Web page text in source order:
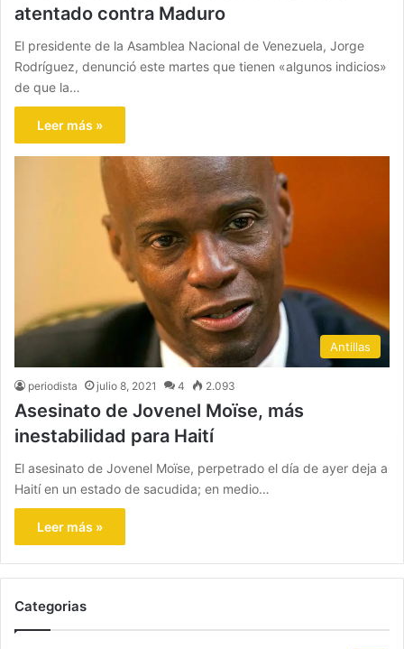
atentado contra Maduro
El presidente de la Asamblea Nacional de Venezuela, Jorge
Rodríguez, denunció este martes que tienen «algunos indicios»
de que la…
Leer más »
Antillas
periodista julio 8, 2021 4 2.093
Asesinato de Jovenel Moïse, más
inestabilidad para Haití
El asesinato de Jovenel Moïse, perpetrado el día de ayer deja a
Haití en un estado de sacudida; en medio…
Leer más »
Categorias